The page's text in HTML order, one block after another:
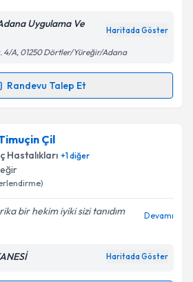
işlenmesine ilişkinAydınlatma
ve kişisel verilerimin belirtilen
kabul ediyorum.
Talebini Gönder
Uygulama Ve
Haritada Göster
4/A, 01250 Dörtler/Yüreğir/Adana
Randevu Talep Et
Talebi
Özyılkaniçin randevu takvimi talebi
uzmandan randevu almanız için bir
e-posta ile bilgilendireceğiz.
işlenmesine ilişkin
Aydınlatma
Çil
Hastalıkları +1diğer
bir hekim iyiki sizi tanıdım
Devamı
Haritada Göster